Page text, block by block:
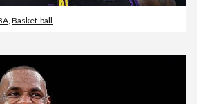
, Basket-ball